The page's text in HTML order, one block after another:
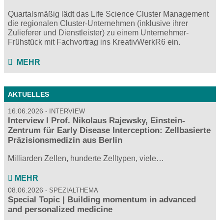
Quartalsmäßig lädt das Life Science Cluster Management
die regionalen Cluster-Unternehmen (inklusive ihrer
Zulieferer und Dienstleister) zu einem Unternehmer-
Frühstück mit Fachvortrag ins KreativWerkR6 ein.
MEHR
AKTUELLES
16.06.2026 INTERVIEW
Interview I Prof. Nikolaus Rajewsky, Einstein-
Zentrum für Early Disease Interception: Zellbasierte
Präzisionsmedizin aus Berlin
Milliarden Zellen, hunderte Zelltypen, viele…
MEHR
08.06.2026 SPEZIALTHEMA
Special Topic | Building momentum in advanced
and personalized medicine